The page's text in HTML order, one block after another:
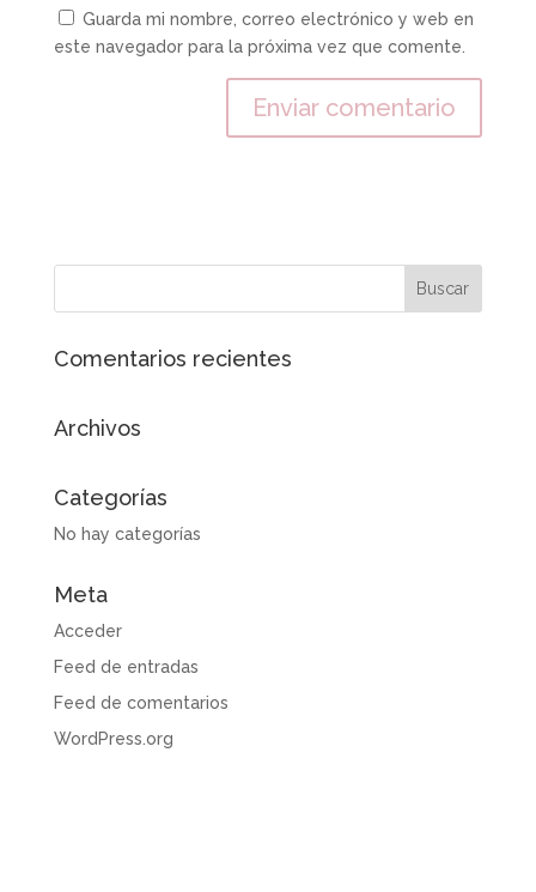
Guarda mi nombre, correo electrónico y web en
este navegador para la próxima vez que comente.
Comentarios recientes
Archivos
Categorías
No hay categorías
Meta
Acceder
Feed de entradas
Feed de comentarios
WordPress.org